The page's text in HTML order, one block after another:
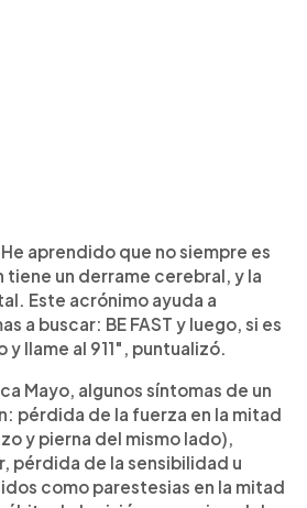
aprendido que no siempre es
tiene un derrame cerebral, y la
Este acrónimo ayuda a
a buscar: BE FAST y luego, si es
llame al 911″, puntualizó.
Mayo, algunos síntomas de un
pérdida de la fuerza en la mitad
y pierna del mismo lado),
pérdida de la sensibilidad u
como parestesias en la mitad